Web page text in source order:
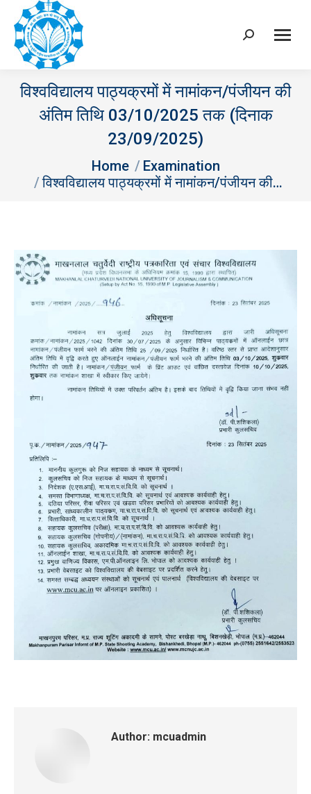
Search:
विश्वविद्यालय पाठ्यक्रमों में नामांकन/पंजीयन की
अंतिम तिथि 03/10/2025 तक (दिनाक
23/09/2025)
Home
Examination
विश्वविद्यालय पाठ्यक्रमों में नामांकन/पंजीयन की…
Author: mcuadmin